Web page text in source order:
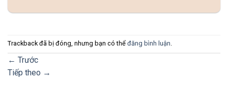
Trackback đã bị đóng, nhưng bạn có thể đăng bình luận.
← Trước
Tiếp theo →